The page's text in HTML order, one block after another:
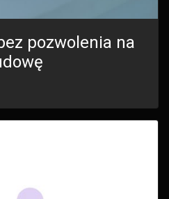
pozwolenia na